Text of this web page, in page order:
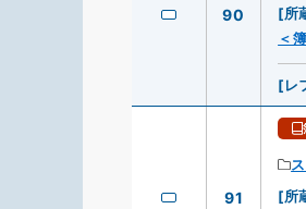
90
[所
＜
[レ
91
[所